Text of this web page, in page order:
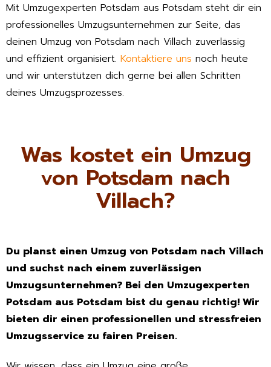
Mit Umzugexperten Potsdam aus Potsdam steht dir ein
professionelles Umzugsunternehmen zur Seite, das
deinen Umzug von Potsdam nach Villach zuverlässig
und effizient organisiert. Kontaktiere uns noch heute
und wir unterstützen dich gerne bei allen Schritten
deines Umzugsprozesses.
Was kostet ein Umzug
von Potsdam nach
Villach?
Du planst einen Umzug von Potsdam nach Villach
und suchst nach einem zuverlässigen
Umzugsunternehmen? Bei den Umzugexperten
Potsdam aus Potsdam bist du genau richtig! Wir
bieten dir einen professionellen und stressfreien
Umzugsservice zu fairen Preisen.